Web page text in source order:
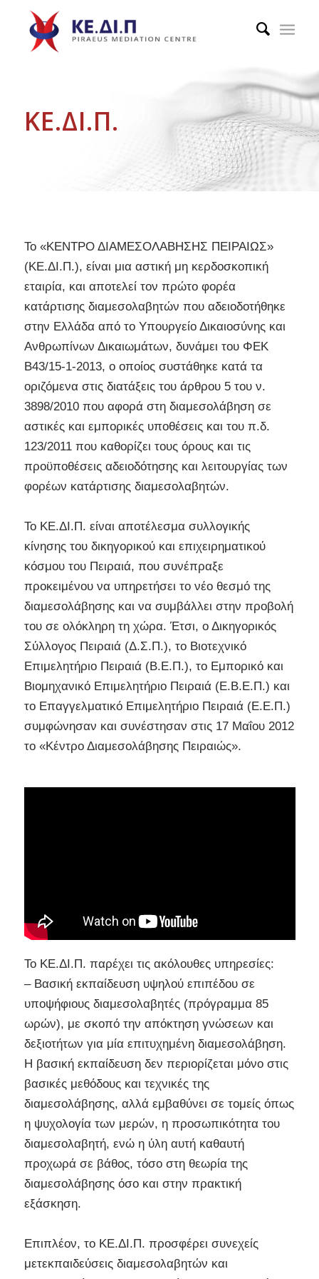
ΚΕ.ΔΙ.Π.
Το «ΚΕΝΤΡΟ ΔΙΑΜΕΣΟΛΑΒΗΣΗΣ ΠΕΙΡΑΙΩΣ»
(ΚΕ.ΔΙ.Π.), είναι μια αστική μη κερδοσκοπική
εταιρία, και αποτελεί τον πρώτο φορέα
κατάρτισης διαμεσολαβητών που αδειοδοτήθηκε
στην Ελλάδα από το Υπουργείο Δικαιοσύνης και
Ανθρωπίνων Δικαιωμάτων, δυνάμει του ΦΕΚ
B43/15-1-2013, ο οποίος συστάθηκε κατά τα
οριζόμενα στις διατάξεις του άρθρου 5 του ν.
3898/2010 που αφορά στη διαμεσολάβηση σε
αστικές και εμπορικές υποθέσεις και του π.δ.
123/2011 που καθορίζει τους όρους και τις
προϋποθέσεις αδειοδότησης και λειτουργίας των
φορέων κατάρτισης διαμεσολαβητών.
Το ΚΕ.ΔΙ.Π. είναι αποτέλεσμα συλλογικής
κίνησης του δικηγορικού και επιχειρηματικού
κόσμου του Πειραιά, που συνέπραξε
προκειμένου να υπηρετήσει το νέο θεσμό της
διαμεσολάβησης και να συμβάλλει στην προβολή
του σε ολόκληρη τη χώρα. Έτσι, ο Δικηγορικός
Σύλλογος Πειραιά (Δ.Σ.Π.), το Βιοτεχνικό
Επιμελητήριο Πειραιά (Β.Ε.Π.), το Εμπορικό και
Βιομηχανικό Επιμελητήριο Πειραιά (Ε.Β.Ε.Π.) και
το Επαγγελματικό Επιμελητήριο Πειραιά (Ε.Ε.Π.)
συμφώνησαν και συνέστησαν στις 17 Μαΐου 2012
το «Κέντρο Διαμεσολάβησης Πειραιώς».
Το ΚΕ.ΔΙ.Π. παρέχει τις ακόλουθες υπηρεσίες:
– Βασική εκπαίδευση υψηλού επιπέδου σε
υποψήφιους διαμεσολαβητές (πρόγραμμα 85
ωρών), με σκοπό την απόκτηση γνώσεων και
δεξιοτήτων για μία επιτυχημένη διαμεσολάβηση.
Η βασική εκπαίδευση δεν περιορίζεται μόνο στις
βασικές μεθόδους και τεχνικές της
διαμεσολάβησης, αλλά εμβαθύνει σε τομείς όπως
η ψυχολογία των μερών, η προσωπικότητα του
διαμεσολαβητή, ενώ η ύλη αυτή καθαυτή
προχωρά σε βάθος, τόσο στη θεωρία της
διαμεσολάβησης όσο και στην πρακτική
εξάσκηση.
Επιπλέον, το ΚΕ.ΔΙ.Π. προσφέρει συνεχείς
μετεκπαιδεύσεις διαμεσολαβητών και